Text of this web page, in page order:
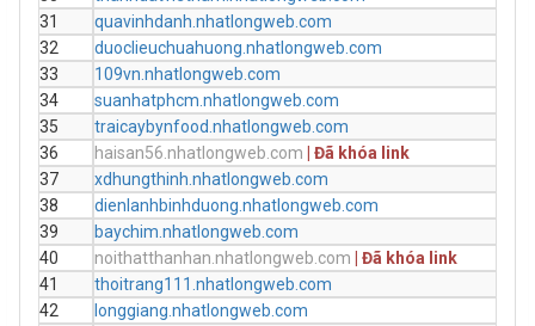
31
quavinhdanh.nhatlongweb.com
32
duoclieuchuahuong.nhatlongweb.com
33
109vn.nhatlongweb.com
34
suanhatphcm.nhatlongweb.com
35
traicaybynfood.nhatlongweb.com
36
haisan56.nhatlongweb.com | Đã khóa link
37
xdhungthinh.nhatlongweb.com
38
dienlanhbinhduong.nhatlongweb.com
39
baychim.nhatlongweb.com
40
noithatthanhan.nhatlongweb.com | Đã khóa link
41
thoitrang111.nhatlongweb.com
42
longgiang.nhatlongweb.com